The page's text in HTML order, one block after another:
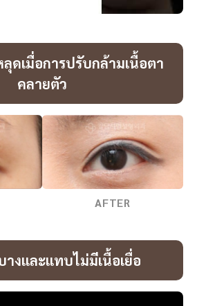
เมื่อการปรับกล้ามเนื้อตา
คลายตัว
AFTER
งและแทบไม่มีเนื้อเยื่อ